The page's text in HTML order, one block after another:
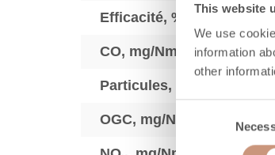
This website
We use
information
other
Efficacité, %
CO, mg/Nm
Particules, mg/Nm
OGC, mg/Nm3